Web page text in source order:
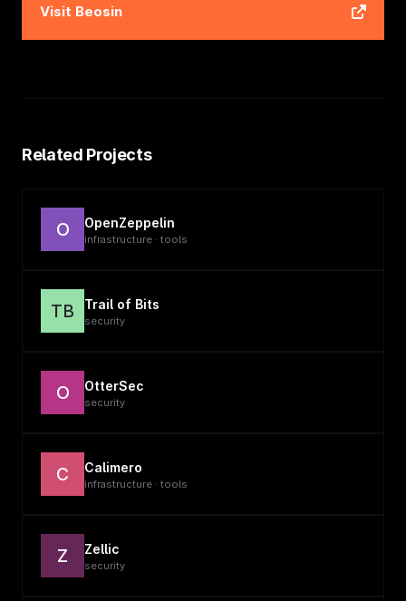
Visit Beosin
Related Projects
O OpenZeppelin
infrastructure · tools
TB Trail of Bits
security
O OtterSec
security
C Calimero
infrastructure · tools
Z Zellic
security